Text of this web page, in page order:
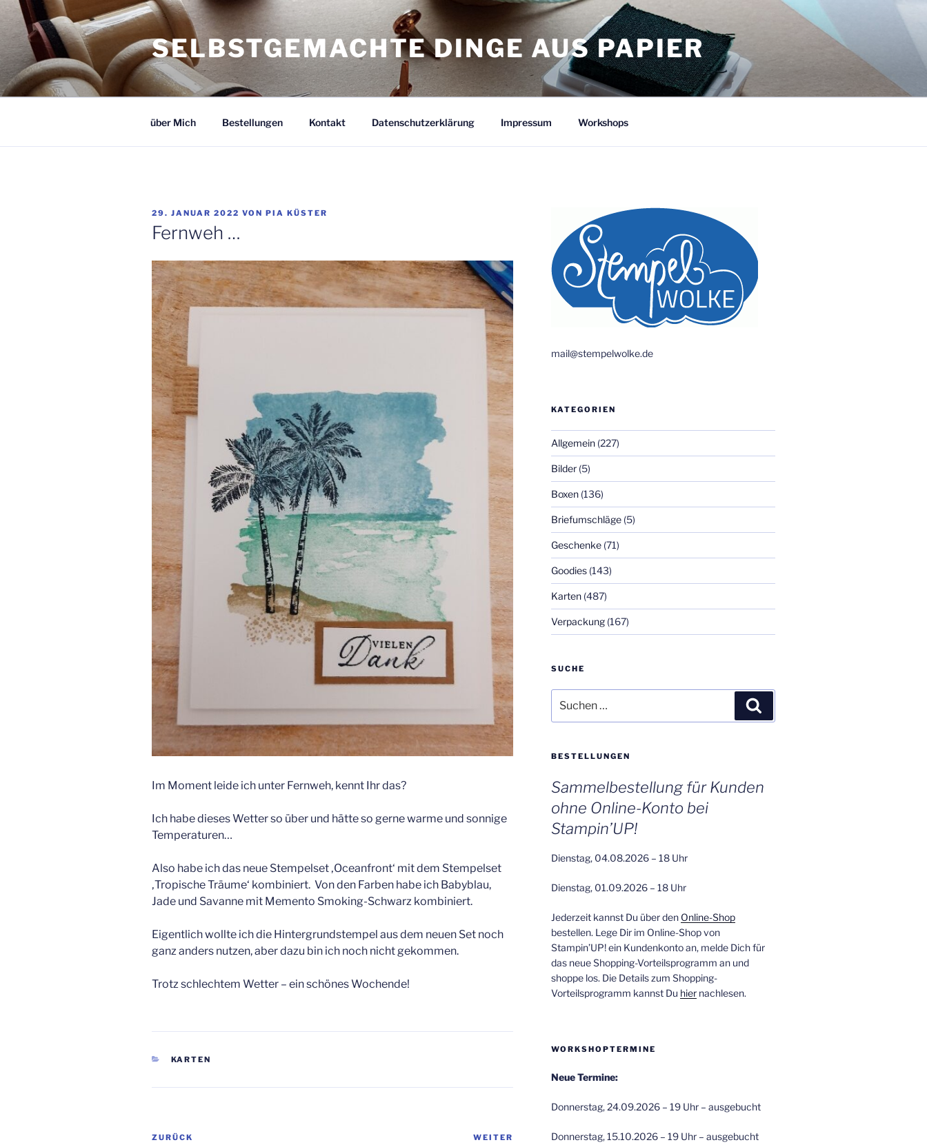
Zum
Inhalt
springen
SELBSTGEMACHTE DINGE AUS PAPIER
über Mich Bestellungen Kontakt Datenschutzerklärung Impressum Workshops
VERÖFFENTLICHT
AM
29. JANUAR 2022 VON PIA KÜSTER
Fernweh …
Im Moment leide ich unter Fernweh, kennt Ihr das?
Ich habe dieses Wetter so über und hätte so gerne warme und sonnige
Temperaturen…
Also habe ich das neue Stempelset ‚Oceanfront‘ mit dem Stempelset
‚Tropische Träume‘ kombiniert. Von den Farben habe ich Babyblau,
Jade und Savanne mit Memento Smoking-Schwarz kombiniert.
Eigentlich wollte ich die Hintergrundstempel aus dem neuen Set noch
ganz anders nutzen, aber dazu bin ich noch nicht gekommen.
Trotz schlechtem Wetter – ein schönes Wochende!
KATEGORIEN
KARTEN
Beitragsnavigation
Vorheriger
ZURÜCK
Nächster
WEITER
mail@stempelwolke.de
KATEGORIEN
Allgemein(227)
Bilder(5)
Boxen(136)
Briefumschläge(5)
Geschenke(71)
Goodies(143)
Karten(487)
Verpackung(167)
SUCHE
nach:
BESTELLUNGEN
Sammelbestellung für Kunden
ohne Online-Konto bei
Stampin’UP!
Dienstag, 04.08.2026 – 18 Uhr
Dienstag, 01.09.2026 – 18 Uhr
Jederzeit kannst Du über den Online-Shop
bestellen. Lege Dir im Online-Shop von
Stampin’UP! ein Kundenkonto an, melde Dich für
das neue Shopping-Vorteilsprogramm an und
shoppe los. Die Details zum Shopping-
Vorteilsprogramm kannst Du hiernachlesen.
WORKSHOPTERMINE
Neue Termine:
Donnerstag, 24.09.2026 – 19 Uhr – ausgebucht
Donnerstag, 15.10.2026 – 19 Uhr – ausgebucht